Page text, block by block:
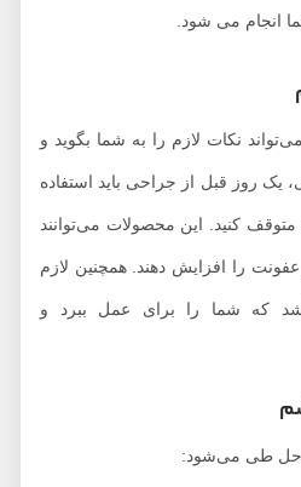
می شود.
نکات لازم را به شما بگوید و
قبل از جراحی باید استفاده
کنید. این محصولات می‌توانند
افزایش دهند. همچنین لازم
شما را برای عمل ببرد و
طی می‌شود: